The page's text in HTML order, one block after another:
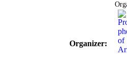
Organizer: